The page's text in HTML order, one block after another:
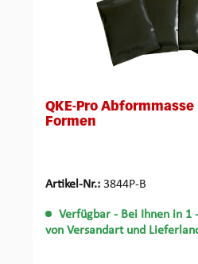
QKE-Pro Abformmasse
Formen
Artikel-Nr.: 3844P-B
Verfügbar - Bei Ihnen in 1
von Versandart und